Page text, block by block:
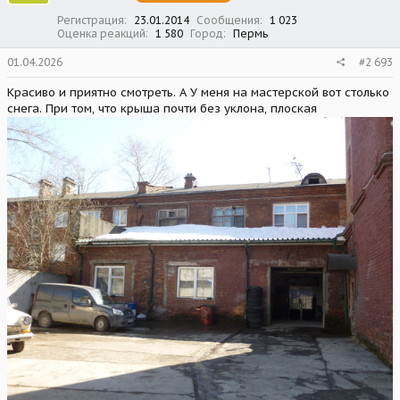
Регистрация 23.01.2014 Сообщения
1 023
Оценка реакций
1 580 Город Пермь
01.04.2026 #2 693
Красиво и приятно смотреть. А У меня на мастерской вот столько
снега. При том, что крыша почти без уклона, плоская